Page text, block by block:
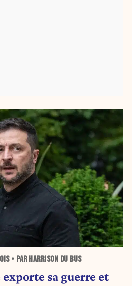
• PAR HARRISON DU BUS
exporte sa guerre et